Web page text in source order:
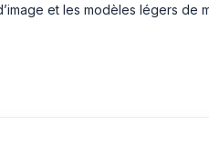
et les modèles légers de